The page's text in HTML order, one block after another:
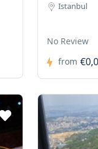
Istanbul
No Review
from